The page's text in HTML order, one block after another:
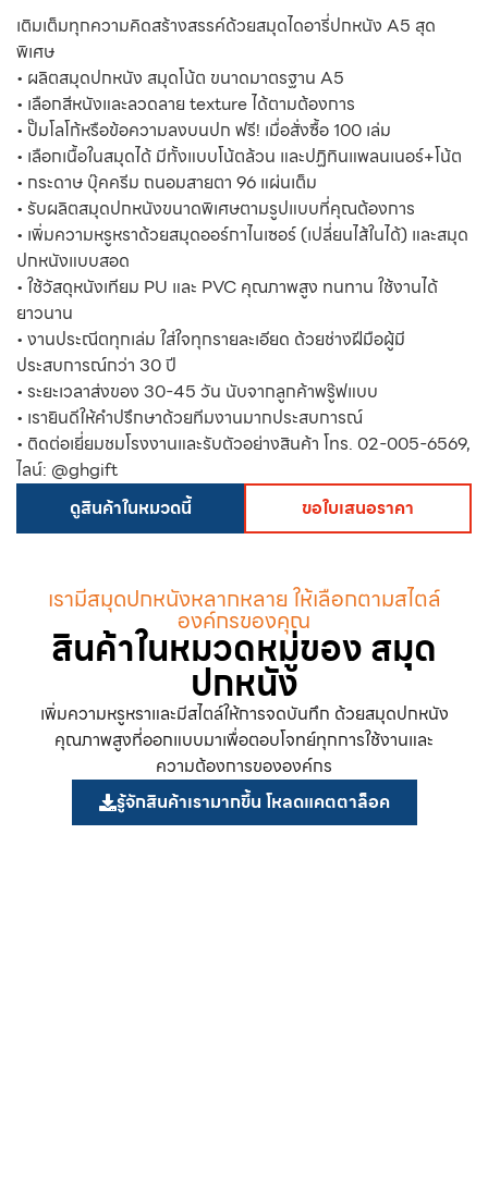
เติมเต็มทุกความคิดสร้างสรรค์ด้วยสมุดไดอารี่ปกหนัง A5 สุด
พิเศษ
• ผลิตสมุดปกหนัง สมุดโน้ต ขนาดมาตรฐาน A5
• เลือกสีหนังและลวดลาย texture ได้ตามต้องการ
• ปั๊มโลโก้หรือข้อความลงบนปก ฟรี! เมื่อสั่งซื้อ 100 เล่ม
• เลือกเนื้อในสมุดได้ มีทั้งแบบโน้ตล้วน และปฏิทินแพลนเนอร์+โน้ต
• กระดาษ บุ๊คครีม ถนอมสายตา 96 แผ่นเต็ม
• รับผลิตสมุดปกหนังขนาดพิเศษตามรูปแบบที่คุณต้องการ
• เพิ่มความหรูหราด้วยสมุดออร์กาไนเซอร์ (เปลี่ยนไส้ในได้) และสมุด
ปกหนังแบบสอด
• ใช้วัสดุหนังเทียม PU และ PVC คุณภาพสูง ทนทาน ใช้งานได้
ยาวนาน
• งานประณีตทุกเล่ม ใส่ใจทุกรายละเอียด ด้วยช่างฝีมือผู้มี
ประสบการณ์กว่า 30 ปี
• ระยะเวลาส่งของ 30-45 วัน นับจากลูกค้าพรู๊ฟแบบ
• เรายินดีให้คำปรึกษาด้วยทีมงานมากประสบการณ์
• ติดต่อเยี่ยมชมโรงงานและรับตัวอย่างสินค้า โทร. 02-005-6569,
ไลน์: @ghgift
ดูสินค้าในหมวดนี้
ขอใบเสนอราคา
เรามีสมุดปกหนังหลากหลาย ให้เลือกตามสไตล์
องค์กรของคุณ
สินค้าในหมวดหมู่ของ สมุด
ปกหนัง
เพิ่มความหรูหราและมีสไตล์ให้การจดบันทึก ด้วยสมุดปกหนัง
คุณภาพสูงที่ออกแบบมาเพื่อตอบโจทย์ทุกการใช้งานและ
ความต้องการขององค์กร
รู้จักสินค้าเรามากขึ้น โหลดแคตตาล็อค